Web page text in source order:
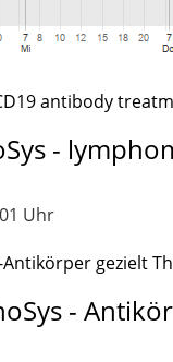
antibody
-
Uhr
gezielt
-